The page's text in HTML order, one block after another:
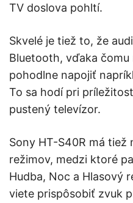
TV doslova pohltí.
Skvelé je tiež to, že
Bluetooth, vďaka
pohodlne napojiť
To sa hodí pri
pustený televízor.
Sony HT-S40R má
režimov, medzi ktoré
Hudba, Noc a Hlasový
viete prispôsobiť zvuk